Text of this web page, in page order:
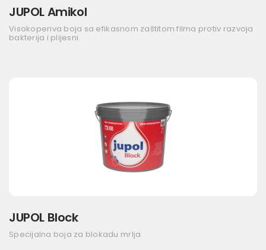
JUPOL Amikol
Visokoperiva boja sa efikasnom zaštitom filma protiv razvoja
bakterija i plijesni
JUPOL Block
Specijalna boja za blokadu mrlja